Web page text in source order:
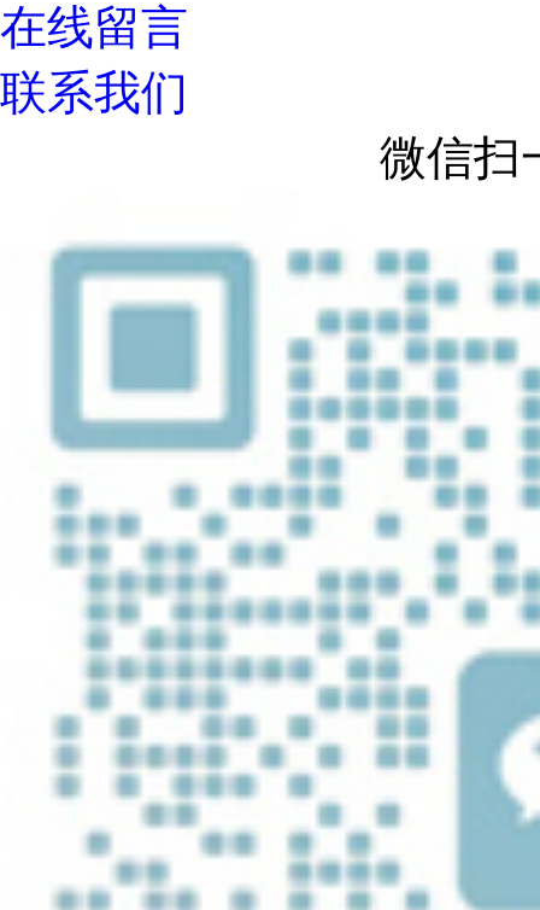
在线留言
联系我们
微信扫